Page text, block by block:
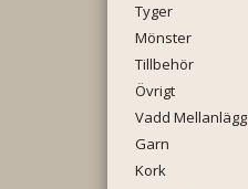
Tyger
Mönster
Tillbehör
Övrigt
Vadd Mellanlägg
Garn
Kork